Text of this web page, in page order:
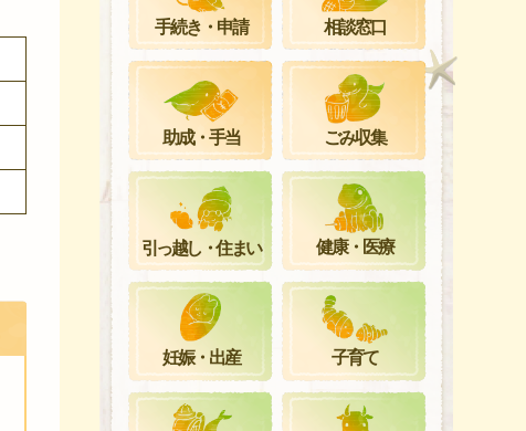
手続き・申請 相談窓口
助成・手当 ごみ収集
引っ越し・住まい 健康・医療
妊娠・出産 子育て